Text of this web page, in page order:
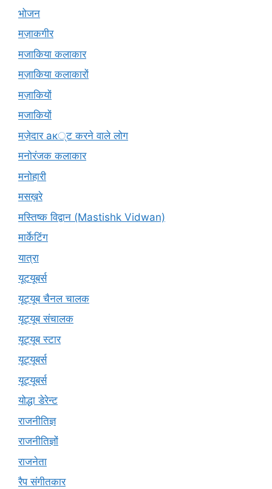
भोजन
मज़ाकगीर
मजाकिया कलाकार
मज़ाकिया कलाकारों
मज़ाकियों
मजाकियों
मज़ेदार ак्ट करने वाले लोग
मनोरंजक कलाकार
मनोहारी
मसख़रे
मस्तिष्क विद्वान (Mastishk Vidwan)
मार्केटिंग
यात्रा
यूटयूबर्स
यूट्यूब चैनल चालक
यूट्यूब संचालक
यूट्यूब स्टार
यूट्यूबर्स
यूट्‍यूबर्स
योद्धा डेरेन्ट
राजनीतिज्ञ
राजनीतिज्ञों
राजनेता
रैप संगीतकार